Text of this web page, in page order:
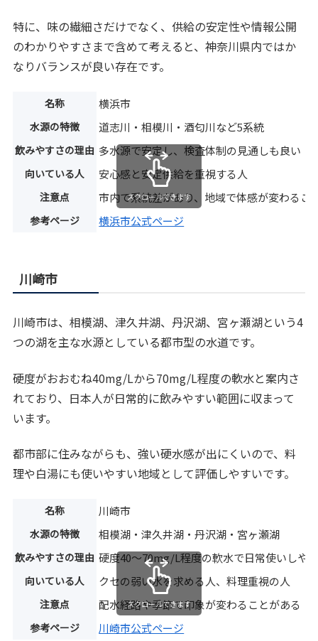
特に、味の繊細さだけでなく、供給の安定性や情報公開
のわかりやすさまで含めて考えると、神奈川県内ではか
なりバランスが良い存在です。
名称 横浜市
水源の特徴 道志川・相模川・酒匂川など5系統
飲みやすさの理由 多水源で安定し、検査体制の見通しも良い
向いている人 安心感と安定供給を重視する人
注意点 市内で系統差があり、地域で体感が変わるこ
参考ページ 横浜市公式ページ
スクロールできます
川崎市
川崎市は、相模湖、津久井湖、丹沢湖、宮ヶ瀬湖という4
つの湖を主な水源としている都市型の水道です。
硬度がおおむね40mg/Lから70mg/L程度の軟水と案内さ
れており、日本人が日常的に飲みやすい範囲に収まって
います。
都市部に住みながらも、強い硬水感が出にくいので、料
理や白湯にも使いやすい地域として評価しやすいです。
名称 川崎市
水源の特徴 相模湖・津久井湖・丹沢湖・宮ヶ瀬湖
飲みやすさの理由 硬度40〜70mg/L程度の軟水で日常使いしや
向いている人 クセの弱い水を求める人、料理重視の人
注意点 配水経路や季節で印象が変わることがある
参考ページ 川崎市公式ページ
スクロールできます